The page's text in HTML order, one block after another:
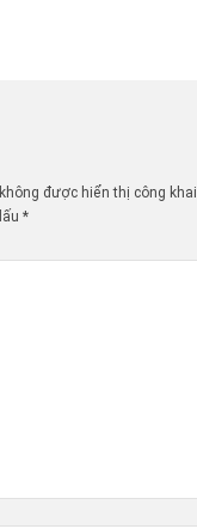
được hiển thị công khai.
*